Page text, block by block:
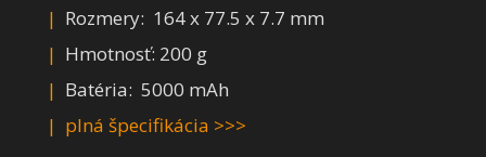
Rozmery: 164 x 77.5 x 7.7 mm
Hmotnosť: 200 g
Batéria: 5000 mAh
plná špecifikácia >>>